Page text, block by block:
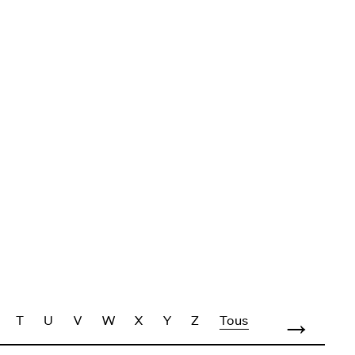
T U V W X Y Z Tous →